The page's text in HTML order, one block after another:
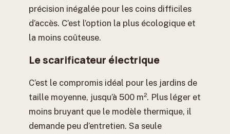
précision inégalée pour les coins difficiles
d’accès. C’est l’option la plus écologique et
la moins coûteuse.
Le scarificateur électrique
C’est le compromis idéal pour les jardins de
taille moyenne, jusqu’à 500 m². Plus léger et
moins bruyant que le modèle thermique, il
demande peu d’entretien. Sa seule